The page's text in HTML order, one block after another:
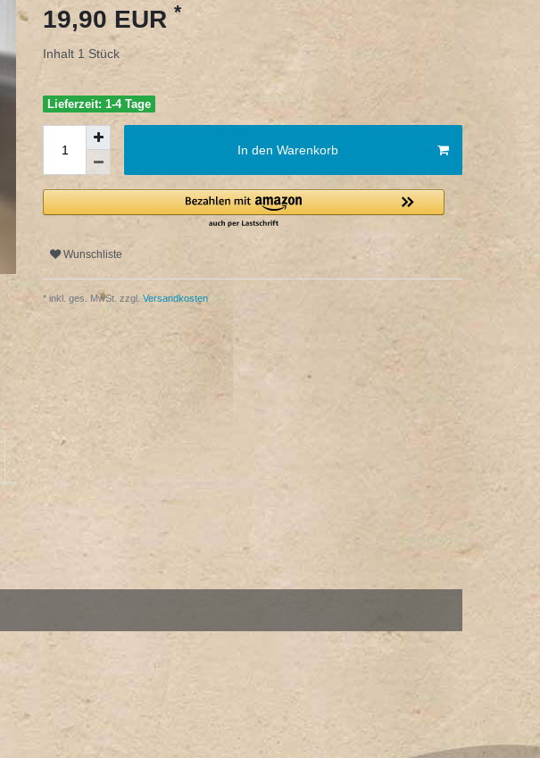
19,90 EUR *
Inhalt 1 Stück
Lieferzeit: 1-4 Tage
In den Warenkorb
Wunschliste
* inkl. ges. MwSt. zzgl. Versandkosten